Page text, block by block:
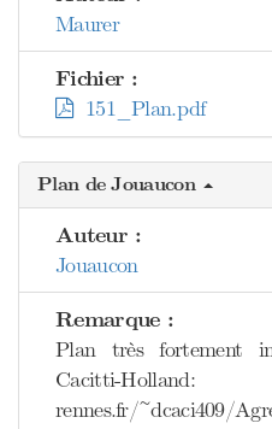
Maurer
Fichier :
151_Plan.pdf
Plan de Jouaucon
Auteur :
Jouaucon
Remarque :
Plan très fortement
Cacitti-Holland:
rennes.fr/~dcaci409/